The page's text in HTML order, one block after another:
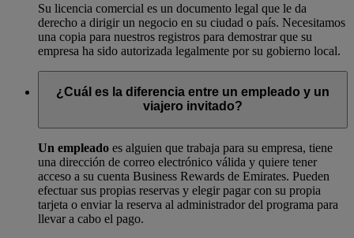
Su licencia comercial es un documento legal que le da
derecho a dirigir un negocio en su ciudad o país. Necesitamos
una copia para nuestros registros para demostrar que su
empresa ha sido autorizada legalmente por su gobierno local.
¿Cuál es la diferencia entre un empleado y un
viajero invitado?
Un empleado es alguien que trabaja para su empresa, tiene
una dirección de correo electrónico válida y quiere tener
acceso a su cuenta Business Rewards de Emirates. Pueden
efectuar sus propias reservas y elegir pagar con su propia
tarjeta o enviar la reserva al administrador del programa para
llevar a cabo el pago.